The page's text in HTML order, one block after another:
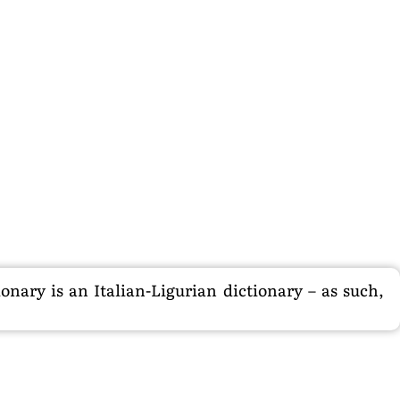
is an Italian-Ligurian dictionary – as such,